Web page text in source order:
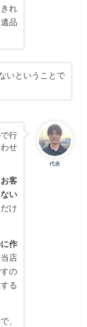
れ
品
いということで
代表
で行
せ
客
い
け
作
店
の
る
、